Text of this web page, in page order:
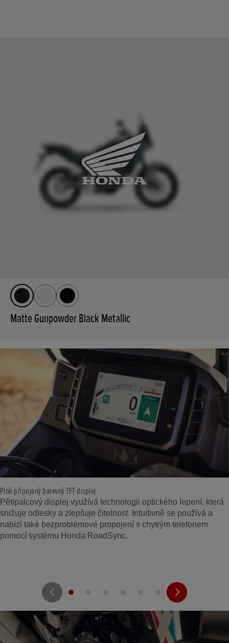
Matte Gunpowder Black Metallic
Plně připojený barevný TFT displej
Pětipalcový displej využívá technologii optického lepení, která
snižuje odlesky a zlepšuje čitelnost. Intuitivně se používá a
nabízí také bezproblémové propojení s chytrým telefonem
pomocí systému Honda RoadSync.